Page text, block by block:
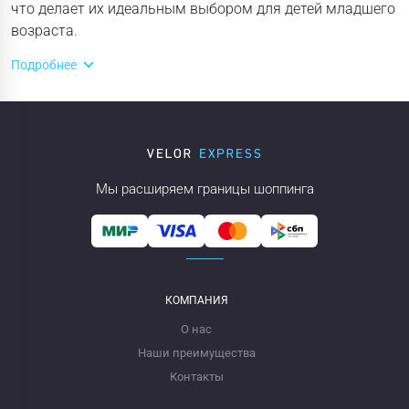
что делает их идеальным выбором для детей младшего
возраста.
Подробнее
Мы расширяем границы шоппинга
КОМПАНИЯ
О нас
Наши преимущества
Контакты